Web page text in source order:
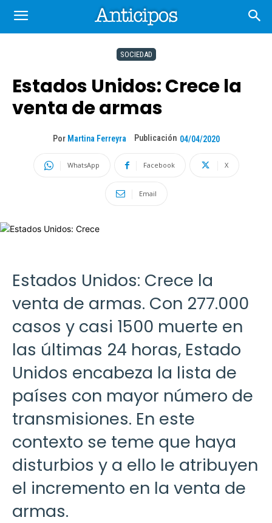
SOCIEDAD
Estados Unidos: Crece la
venta de armas
Por Martina Ferreyra Publicación 04/04/2020
WhatsApp Facebook X
Email
Estados Unidos: Crece la
venta de armas. Con 277.000
casos y casi 1500 muerte en
las últimas 24 horas, Estado
Unidos encabeza la lista de
países con mayor número de
transmisiones. En este
contexto se teme que haya
disturbios y a ello le atribuyen
el incremento en la venta de
armas.